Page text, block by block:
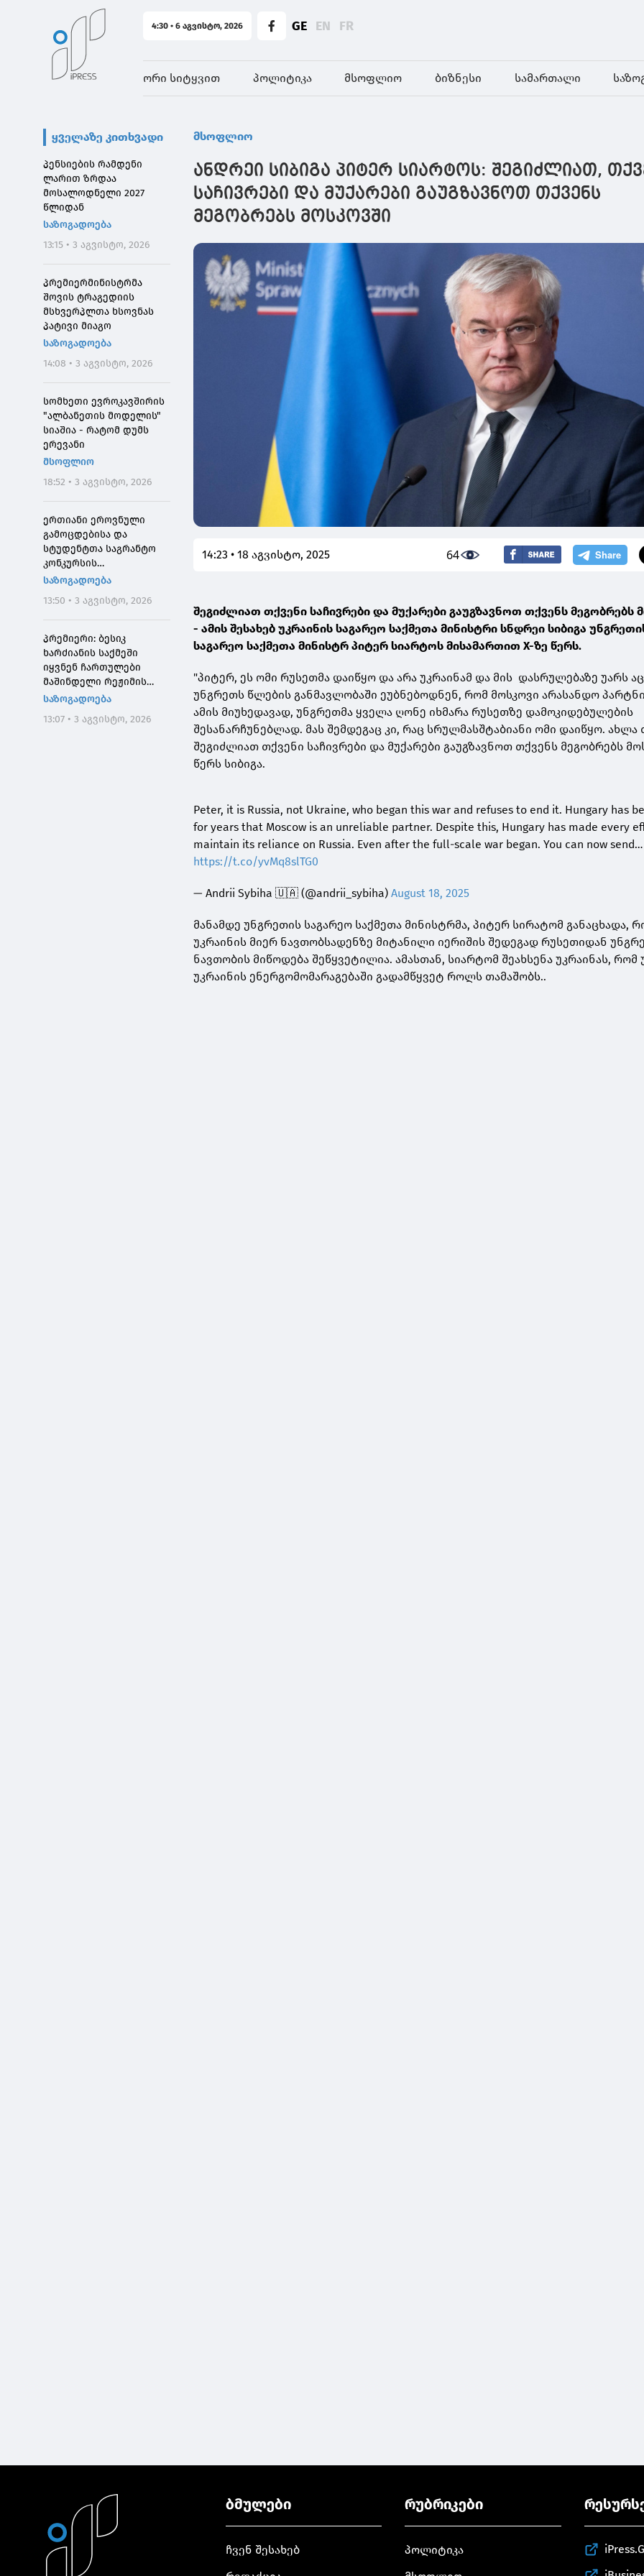
4:30 • 6 აგვისტო, 2026 GE EN FR
ორი სიტყვით პოლიტიკა მსოფლიო ბიზნესი სამართალი
ყველაზე კითხვადი
პენსიების რამდენი
ლარით ზრდაა
მოსალოდნელი 2027
წლიდან
საზოგადოება
13:15 • 3 აგვისტო, 2026
პრემიერმინისტრმა
შოვის ტრაგედიის
მსხვერპლთა ხსოვნას
პატივი მიაგო
საზოგადოება
14:08 • 3 აგვისტო, 2026
სომხეთი ევროკავშირის
"ალბანეთის მოდელის"
სიაშია - რატომ დუმს
ერევანი
მსოფლიო
18:52 • 3 აგვისტო, 2026
ერთიანი ეროვნული
გამოცდებისა და
სტუდენტთა საგრანტო
კონკურსის
მონაწილეებისთვის
განაცხადების მიღება 4
აგვისტოს 10:00
საათიდან დაიწყება
საზოგადოება
13:50 • 3 აგვისტო, 2026
პრემიერი: ბესიკ
ხარძიანის საქმეში
იყვნენ ჩართულები
მაშინდელი რეჟიმის
მაღალჩინოსნები, ეს
შეგვახსენებს იმას, თუ
საზოგადოება
13:07 • 3 აგვისტო, 2026
მსოფლიო
ანდრეი სიბიგა პიტერ სიარტოს: შეგიძლიათ,
საჩივრები და მუქარები გაუგზავნოთ თქვენს
მეგობრებს მოსკოვში
14:23 • 18 აგვისტო, 2025 64
შეგიძლიათ თქვენი საჩივრები და მუქარები გაუგზავნოთ თქვენს მეგობრებს
- ამის შესახებ უკრაინის საგარეო საქმეთა მინისტრი სნდრეი სიბიგა
საგარეო საქმეთა მინისტრ პიტერ სიარტოს მისამართით X-ზე წერს.
"პიტერ, ეს ომი რუსეთმა დაიწყო და არა უკრაინამ და მის დასრულებაზე უარს
უნგრეთს წლების განმავლობაში ეუბნებოდნენ, რომ მოსკოვი არასანდო
ამის მიუხედავად, უნგრეთმა ყველა ღონე იხმარა რუსეთზე დამოკიდებულების
შესანარჩუნებლად. მას შემდეგაც კი, რაც სრულმასშტაბიანი ომი დაიწყო. ახლა
შეგიძლიათ თქვენი საჩივრები და მუქარები გაუგზავნოთ თქვენს მეგობრებს
წერს სიბიგა.
Peter, it is Russia, not Ukraine, who began this war and refuses to end it. Hungary has
for years that Moscow is an unreliable partner. Despite this, Hungary has made every
maintain its reliance on Russia. Even after the full-scale war began. You can now send…
https://t.co/yvMq8slTG0
— Andrii Sybiha 🇺🇦 (@andrii_sybiha)August 18, 2025
მანამდე უნგრეთის საგარეო საქმეთა მინისტრმა, პიტერ სირატომ განაცხადა,
უკრაინის მიერ ნავთობსადენზე მიტანილი იერიშის შედეგად რუსეთიდან
ნავთობის მიწოდება შეწყვეტილია. ამასთან, სიარტომ შეახსენა უკრაინას, რომ
უკრაინის ენერგომომარაგებაში გადამწყვეტ როლს თამაშობს..
ბმულები
ჩვენ შესახებ
რუბრიკები
პოლიტიკა